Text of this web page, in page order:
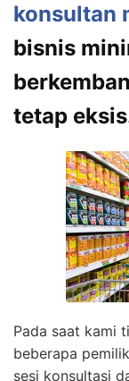
konsultan
bisnis
tetap
Pada saat kami
beberapa
sesi konsultasi